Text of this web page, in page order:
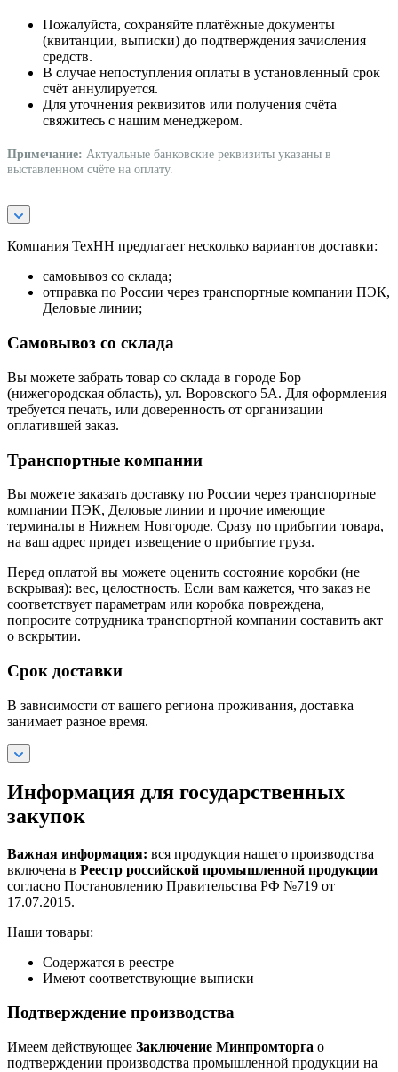
Пожалуйста, сохраняйте платёжные документы
(квитанции, выписки) до подтверждения зачисления
средств.
В случае непоступления оплаты в установленный срок
счёт аннулируется.
Для уточнения реквизитов или получения счёта
свяжитесь с нашим менеджером.
Примечание: Актуальные банковские реквизиты указаны в
выставленном счёте на оплату.
Компания ТехНН предлагает несколько вариантов доставки:
самовывоз со склада;
отправка по России через транспортные компании ПЭК,
Деловые линии;
Самовывоз со склада
Вы можете забрать товар со склада в городе Бор
(нижегородская область), ул. Воровского 5А. Для оформления
требуется печать, или доверенность от организации
оплатившей заказ.
Транспортные компании
Вы можете заказать доставку по России через транспортные
компании ПЭК, Деловые линии и прочие имеющие
терминалы в Нижнем Новгороде. Сразу по прибытии товара,
на ваш адрес придет извещение о прибытие груза.
Перед оплатой вы можете оценить состояние коробки (не
вскрывая): вес, целостность. Если вам кажется, что заказ не
соответствует параметрам или коробка повреждена,
попросите сотрудника транспортной компании составить акт
о вскрытии.
Срок доставки
В зависимости от вашего региона проживания, доставка
занимает разное время.
Информация для государственных
закупок
Важная информация: вся продукция нашего производства
включена в Реестр российской промышленной продукции
согласно Постановлению Правительства РФ №719 от
17.07.2015.
Наши товары:
Содержатся в реестре
Имеют соответствующие выписки
Подтверждение производства
Имеем действующее Заключение Минпромторга о
подтверждении производства промышленной продукции на